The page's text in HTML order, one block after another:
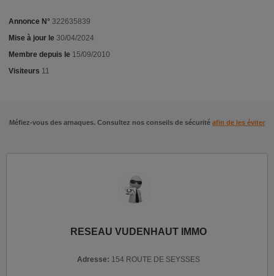
Annonce N° 322635839
Mise à jour le 30/04/2024
Membre depuis le 15/09/2010
Visiteurs 11
Méfiez-vous des arnaques. Consultez nos conseils de sécurité afin de les éviter
RESEAU VUDENHAUT IMMO
Adresse: 154 ROUTE DE SEYSSES